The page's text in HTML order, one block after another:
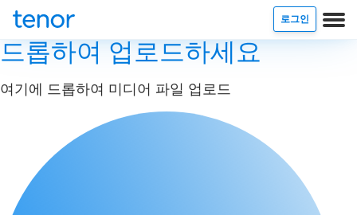
로그인
드롭하여 업로드하세요
여기에 드롭하여 미디어 파일 업로드